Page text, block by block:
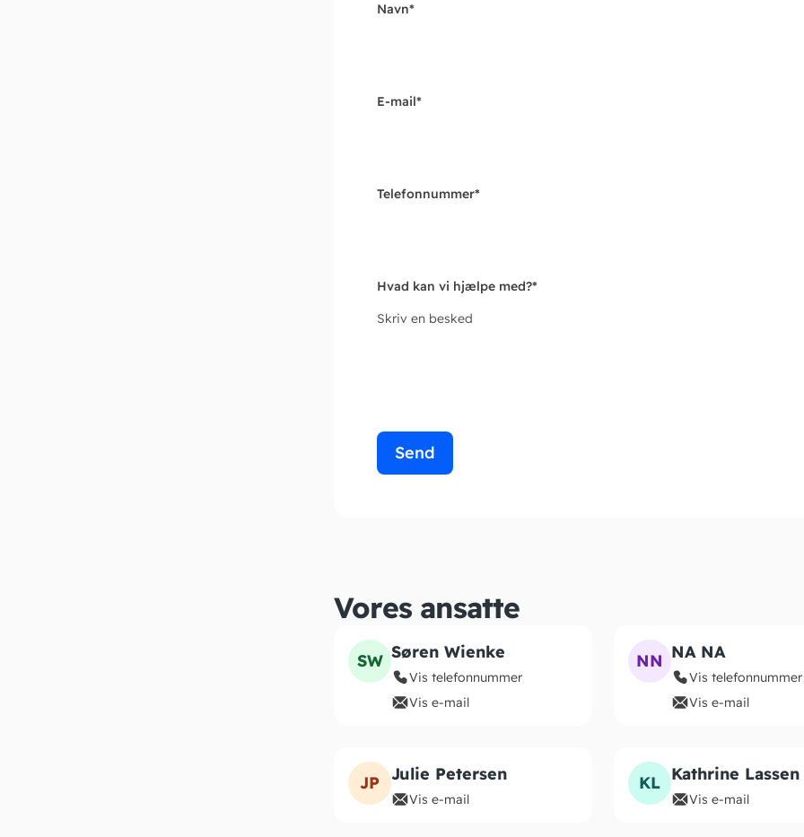
Navn*
E-mail*
Telefonnummer*
Hvad kan vi hjælpe med?*
Skriv en besked
Send
Vores ansatte
SW Søren Wienke
Vis telefonnummer
Vis e-mail
NN NA NA
Vis telefonnummer
Vis e-mail
JP Julie Petersen
Vis e-mail
KL Kathrine Lassen
Vis e-mail